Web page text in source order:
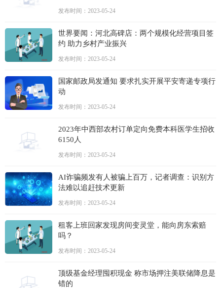
发布时间：2023-05-24
世界要闻：河北高碑店：两个规模化经营项目签
约 助力乡村产业振兴
发布时间：2023-05-24
国家邮政局发通知 要求扎实开展平安寄递专项行
动
发布时间：2023-05-24
2023年中西部农村订单定向免费本科医学生招收
6150人
发布时间：2023-05-24
AI诈骗频发有人被骗上百万，记者调查：识别方
法难以追赶技术更新
发布时间：2023-05-24
租客上班回家发现房间变灵堂，能向房东索赔
吗？
发布时间：2023-05-24
顶级基金经理囤积现金 称市场押注美联储降息是
错的